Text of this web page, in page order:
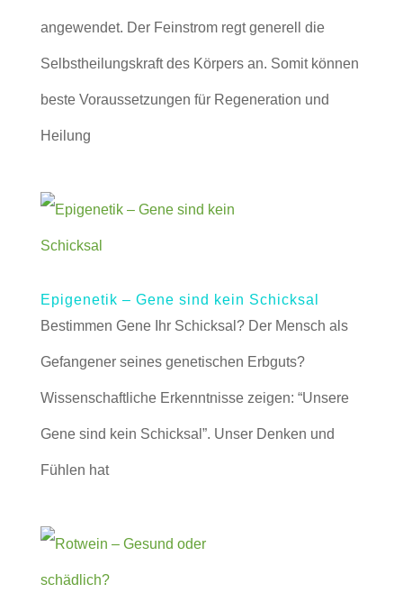
angewendet. Der Feinstrom regt generell die
Selbstheilungskraft des Körpers an. Somit können
beste Voraussetzungen für Regeneration und
Heilung
Epigenetik – Gene sind kein Schicksal
Bestimmen Gene Ihr Schicksal? Der Mensch als
Gefangener seines genetischen Erbguts?
Wissenschaftliche Erkenntnisse zeigen: “Unsere
Gene sind kein Schicksal”. Unser Denken und
Fühlen hat